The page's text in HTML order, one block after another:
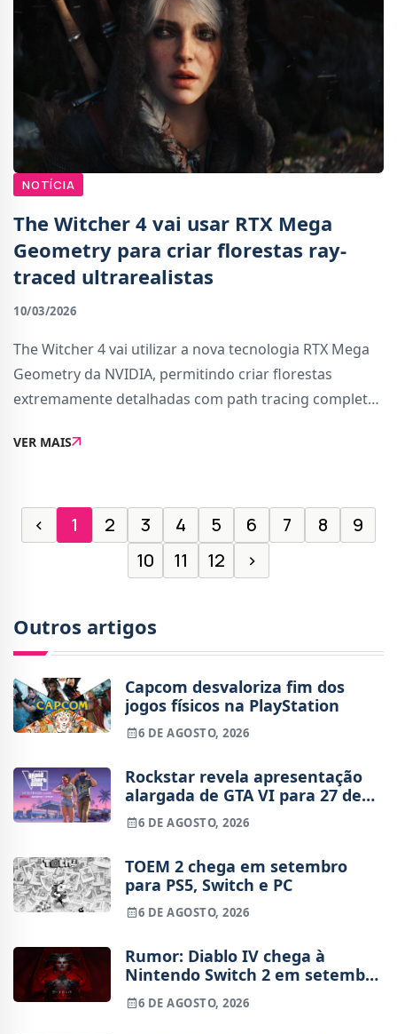
NOTÍCIA
The Witcher 4 vai usar RTX Mega
Geometry para criar florestas ray-
traced ultrarealistas
10/03/2026
The Witcher 4 vai utilizar a nova tecnologia RTX Mega
Geometry da NVIDIA, permitindo criar florestas
extremamente detalhadas com path tracing completo,
tempo real.A revelação foi feita pela NVIDIA
VER MAIS
‹ 1 2 3 4 5 6 7 8
9
10
11 12 ›
Outros artigos
Capcom desvaloriza fim dos
jogos físicos na PlayStation
6 DE AGOSTO, 2026
Rockstar revela apresentação
alargada de GTA VI para 27 de
agosto
6 DE AGOSTO, 2026
TOEM 2 chega em setembro
para PS5, Switch e PC
6 DE AGOSTO, 2026
Rumor: Diablo IV chega à
Nintendo Switch 2 em setembro
e vai custar o preço de um jogo
novo
6 DE AGOSTO, 2026